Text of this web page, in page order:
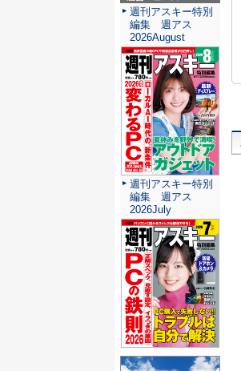
注目ニュース
週刊アスキー特別
編集 週アス
2026August
週刊アスキー特別
編集 週アス
2026July